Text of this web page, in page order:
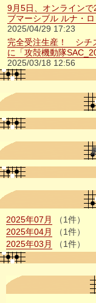
9月5日、オンライン
ブマーシブル ルナ・
2025/04/29 17:23
完全受注生産！ シチ
に「攻殻機動隊
2025/03/18 12:56
2025年07月
（1件）
2025年04月
（1件）
2025年03月
（1件）